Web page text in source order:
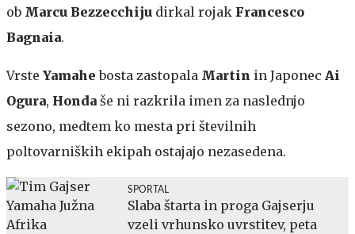
ob Marcu Bezzecchiju dirkal rojak Francesco
Bagnaia.
Vrste Yamahebosta zastopala Martin in Japonec Ai
Ogura, Honda še ni razkrila imen za naslednjo
sezono, medtem ko mesta pri številnih
poltovarniških ekipah ostajajo nezasedena.
SPORTAL
Slaba štarta in proga Gajserju
vzeli vrhunsko uvrstitev, peta